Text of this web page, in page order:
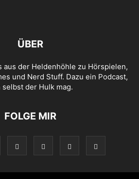
ÜBER
aus der Heldenhöhle zu Hörspielen,
und Nerd Stuff. Dazu ein Podcast,
selbst der Hulk mag.
FOLGE MIR